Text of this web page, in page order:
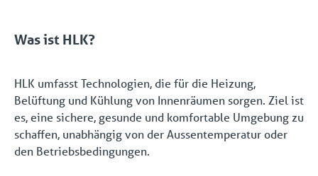
Was ist HLK?
HLK umfasst Technologien, die für die Heizung,
Belüftung und Kühlung von Innenräumen sorgen. Ziel ist
es, eine sichere, gesunde und komfortable Umgebung zu
schaffen, unabhängig von der Aussentemperatur oder
den Betriebsbedingungen.